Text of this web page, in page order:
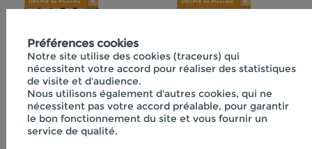
Fiche technique
n°40 "Initiation à la
lactofermentation"
Fiche technique
n°41 "Boissons
Préférences cookies
Notre site utilise des cookies (traceurs) qui
nécessitent votre accord pour réaliser des statistiques
de visite et d'audience.
Nous utilisons également d'autres cookies, qui ne
nécessitent pas votre accord préalable, pour garantir
le bon fonctionnement du site et vous fournir un
service de qualité.